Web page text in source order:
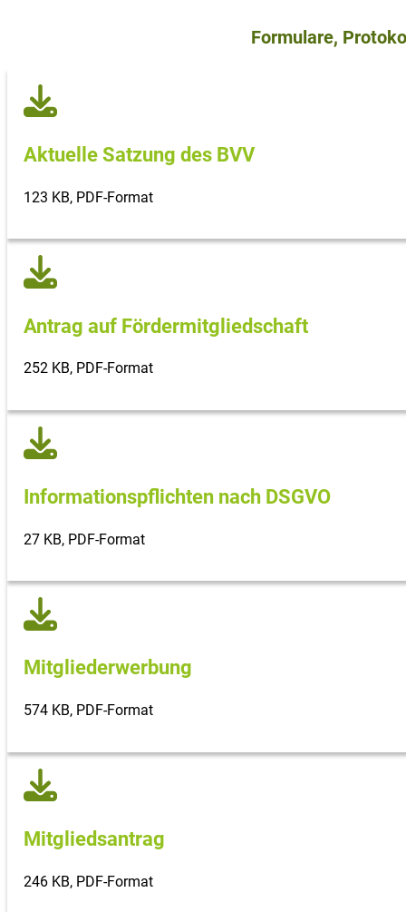
Formulare,
Allgemein
Aktuelle Satzung des BVV
123 KB, PDF-Format
Antrag auf Fördermitgliedschaft
252 KB, PDF-Format
Informations­pflichten nach DSGVO
27 KB, PDF-Format
Mitgliederwerbung
574 KB, PDF-Format
Mitgliedsantrag
246 KB, PDF-Format